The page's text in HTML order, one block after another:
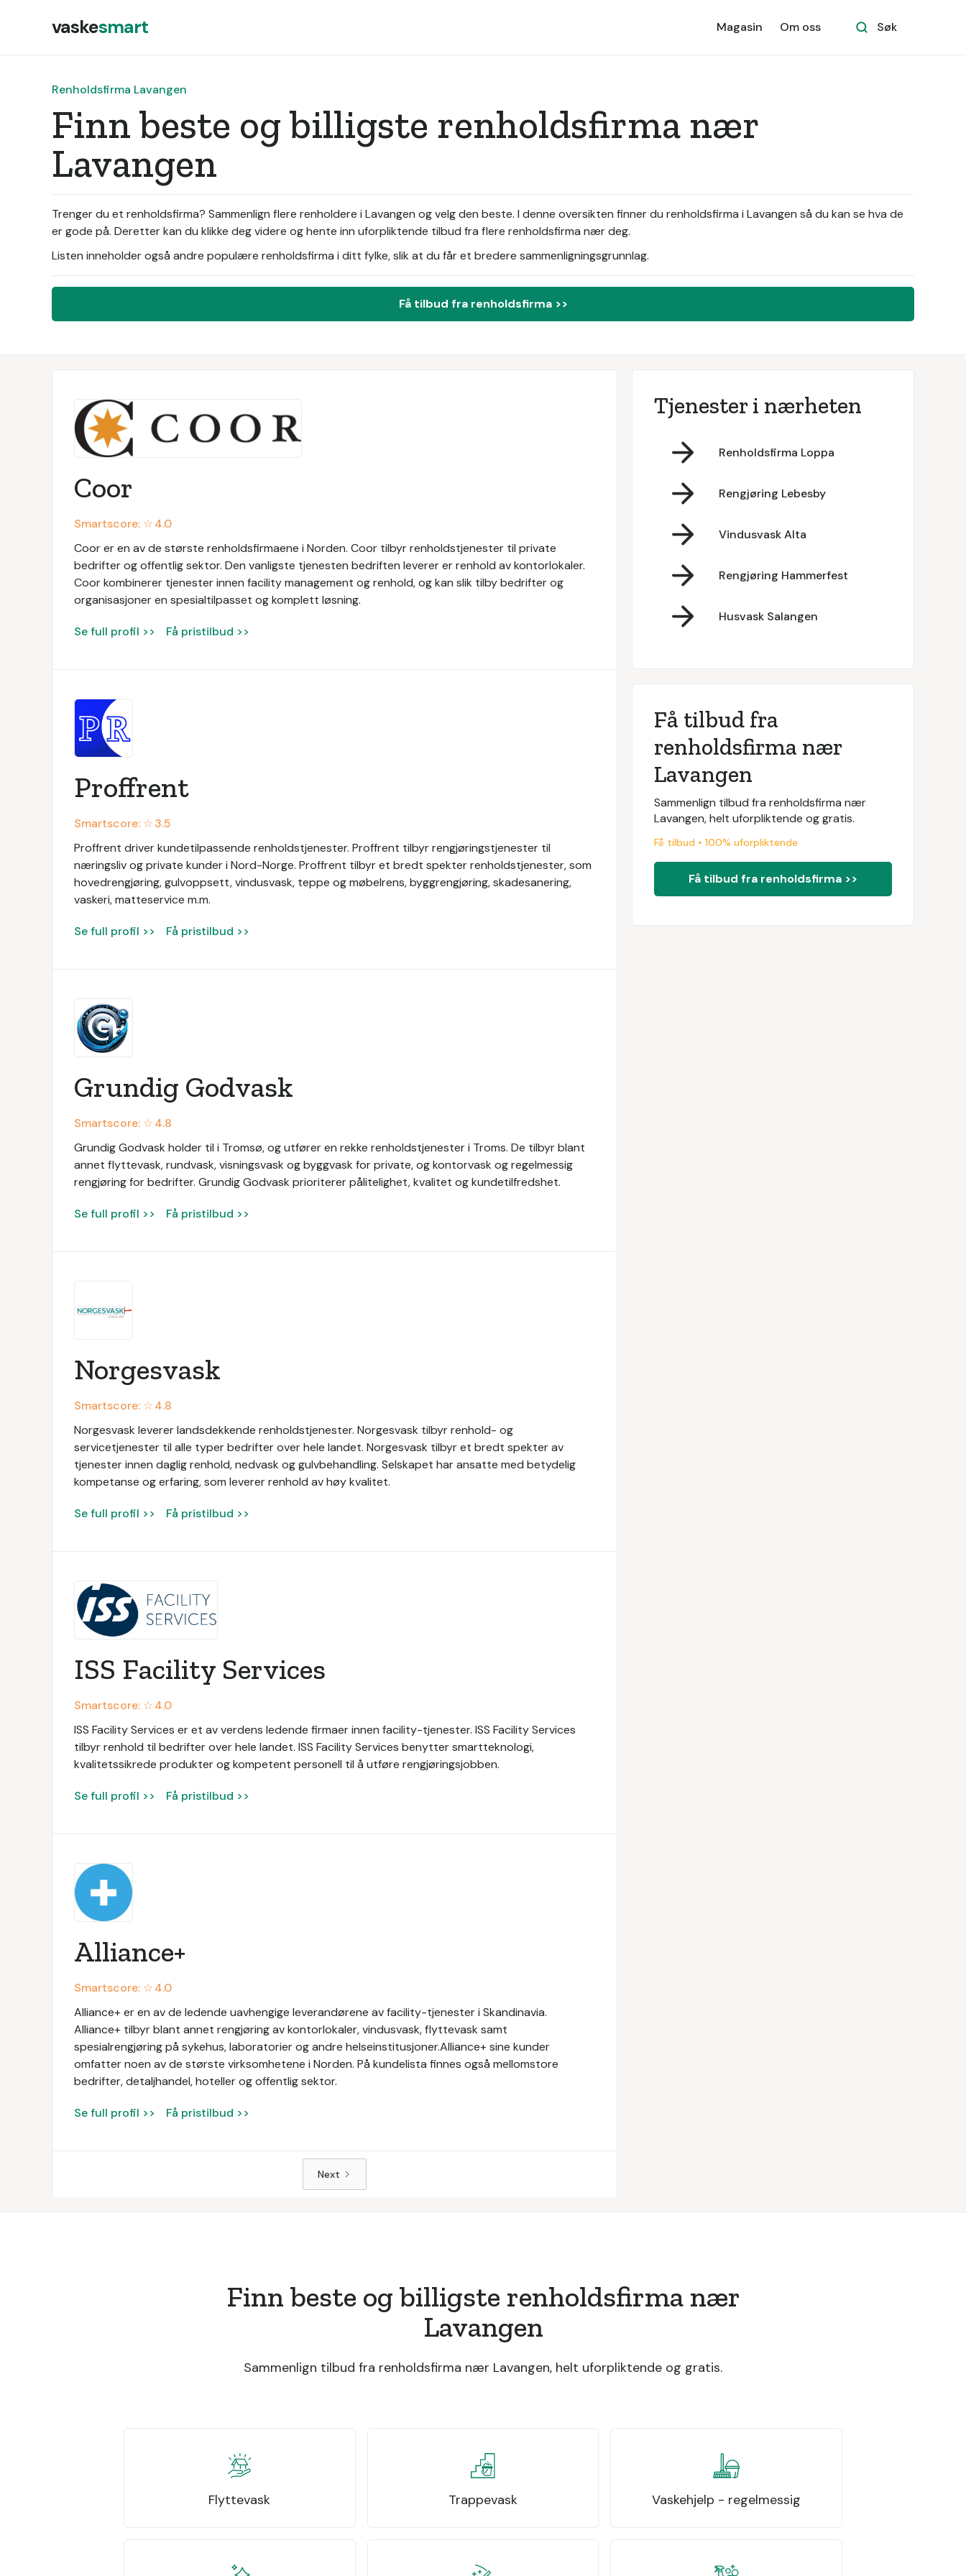
vaskesmart Magasin Om oss Søk
Renholdsfirma Lavangen
Finn beste og billigste renholdsfirma nær
Lavangen
Trenger du et renholdsfirma? Sammenlign flere renholdere i Lavangen og velg den beste. I denne oversikten finner du renholdsfirma i Lavangen så du kan se hva de
er gode på. Deretter kan du klikke deg videre og hente inn uforpliktende tilbud fra flere renholdsfirma nær deg.
Listen inneholder også andre populære renholdsfirma i ditt fylke, slik at du får et bredere sammenligningsgrunnlag.
Få tilbud fra renholdsfirma >>
Coor
Smartscore: ☆4.0
Coor er en av de største renholdsfirmaene i Norden. Coor tilbyr renholdstjenester til private
bedrifter og offentlig sektor. Den vanligste tjenesten bedriften leverer er renhold av kontorlokaler.
Coor kombinerer tjenester innen facility management og renhold, og kan slik tilby bedrifter og
organisasjoner en spesialtilpasset og komplett løsning.
Se full profil >> Få pristilbud >>
Proffrent
Smartscore: ☆3.5
Proffrent driver kundetilpassende renholdstjenester. Proffrent tilbyr rengjøringstjenester til
næringsliv og private kunder i Nord-Norge. Proffrent tilbyr et bredt spekter renholdstjenester, som
hovedrengjøring, gulvoppsett, vindusvask, teppe og møbelrens, byggrengjøring, skadesanering,
vaskeri, matteservice m.m.
Se full profil >> Få pristilbud >>
Grundig Godvask
Smartscore: ☆4.8
Grundig Godvask holder til i Tromsø, og utfører en rekke renholdstjenester i Troms. De tilbyr blant
annet flyttevask, rundvask, visningsvask og byggvask for private, og kontorvask og regelmessig
rengjøring for bedrifter. Grundig Godvask prioriterer pålitelighet, kvalitet og kundetilfredshet.
Se full profil >> Få pristilbud >>
Norgesvask
Smartscore: ☆4.8
Norgesvask leverer landsdekkende renholdstjenester. Norgesvask tilbyr renhold- og
servicetjenester til alle typer bedrifter over hele landet. Norgesvask tilbyr et bredt spekter av
tjenester innen daglig renhold, nedvask og gulvbehandling. Selskapet har ansatte med betydelig
kompetanse og erfaring, som leverer renhold av høy kvalitet.
Se full profil >> Få pristilbud >>
ISS Facility Services
Smartscore: ☆4.0
ISS Facility Services er et av verdens ledende firmaer innen facility-tjenester. ISS Facility Services
tilbyr renhold til bedrifter over hele landet. ISS Facility Services benytter smartteknologi,
kvalitetssikrede produkter og kompetent personell til å utføre rengjøringsjobben.
Se full profil >> Få pristilbud >>
Alliance+
Smartscore: ☆4.0
Alliance+ er en av de ledende uavhengige leverandørene av facility-tjenester i Skandinavia.
Alliance+ tilbyr blant annet rengjøring av kontorlokaler, vindusvask, flyttevask samt
spesialrengjøring på sykehus, laboratorier og andre helseinstitusjoner.Alliance+ sine kunder
omfatter noen av de største virksomhetene i Norden. På kundelista finnes også mellomstore
bedrifter, detaljhandel, hoteller og offentlig sektor.
Se full profil >> Få pristilbud >>
Next
Tjenester i nærheten
Renholdsfirma Loppa
Rengjøring Lebesby
Vindusvask Alta
Rengjøring Hammerfest
Husvask Salangen
Få tilbud fra
renholdsfirma nær
Lavangen
Sammenlign tilbud fra renholdsfirma nær
Lavangen, helt uforpliktende og gratis.
Få tilbud • 100% uforpliktende
Få tilbud fra renholdsfirma >>
Finn beste og billigste renholdsfirma nær
Lavangen
Sammenlign tilbud fra renholdsfirma nær Lavangen, helt uforpliktende og gratis.
Flyttevask Trappevask Vaskehjelp - regelmessig